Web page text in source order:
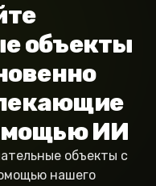
РЕГИСТРАЦИЯ
объекты
ИИ
объекты с
нашего